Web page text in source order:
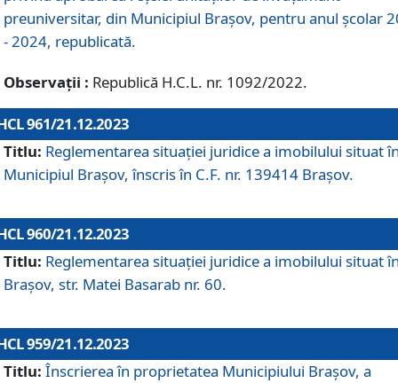
preuniversitar, din Municipiul Braşov, pentru anul școlar
- 2024, republicată.
Observații : Republică H.C.L. nr. 1092/2022.
961/21.12.2023
Titlu: Reglementarea situației juridice a imobilului situat
Municipiul Brașov, înscris în C.F. nr. 139414 Brașov.
960/21.12.2023
Titlu: Reglementarea situației juridice a imobilului situat
Brașov, str. Matei Basarab nr. 60.
959/21.12.2023
Titlu: Înscrierea în proprietatea Municipiului Brașov, a